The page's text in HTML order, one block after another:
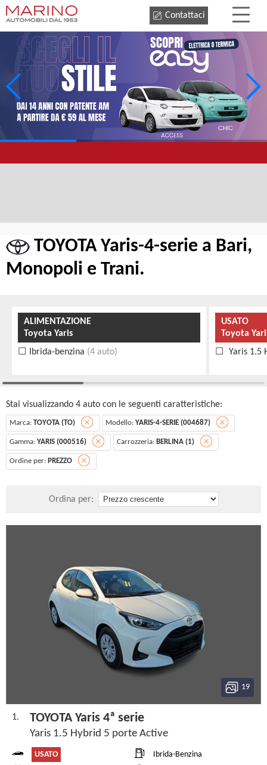
Contattaci
TOYOTA Yaris-4-serie a Bari,
Monopoli e Trani.
ALIMENTAZIONE
Toyota Yaris
Ibrida-benzina (4 auto)
USATO
Toyota
Yaris 1.5
Stai visualizzando 4 auto con le seguenti caratteristiche:
Marca: TOYOTA (TO) Modello: YARIS-4-SERIE (004687)
Gamma: YARIS (000516) Carrozzeria: BERLINA (1)
Ordine per: PREZZO
Ordina per:
19
1. TOYOTA Yaris 4ª serie
Yaris 1.5 Hybrid 5 porte Active
USATO
Ibrida-Benzina